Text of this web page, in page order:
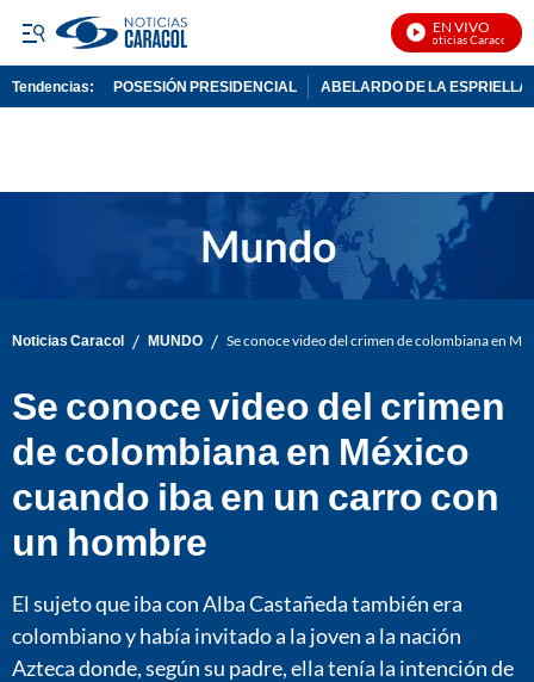
EN VIVO
Noticias Caracol En
Tendencias: POSESIÓN PRESIDENCIAL ABELARDO DE LA ESPRIELLA
Noticias Caracol / MUNDO / Se conoce video del crimen de colombiana en
Se conoce video del crimen
de colombiana en México
cuando iba en un carro con
un hombre
El sujeto que iba con Alba Castañeda también era
colombiano y había invitado a la joven a la nación
Azteca donde, según su padre, ella tenía la intención de